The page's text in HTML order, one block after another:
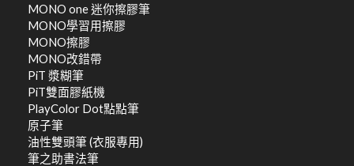
MONO one 迷你擦膠筆
MONO學習用擦膠
MONO擦膠
MONO改錯帶
PiT 漿糊筆
PiT雙面膠紙機
PlayColor Dot點點筆
原子筆
油性雙頭筆 (衣服專用)
筆之助書法筆